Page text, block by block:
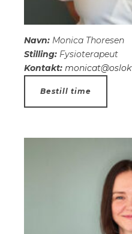
Navn: Monica Thoresen
Stilling: Fysioterapeut
Kontakt:
Bestill time